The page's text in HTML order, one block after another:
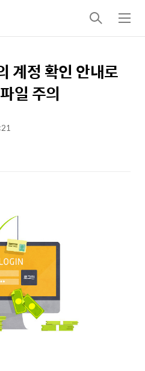
검
색
메
뉴
계정 확인 안내로
일 주의